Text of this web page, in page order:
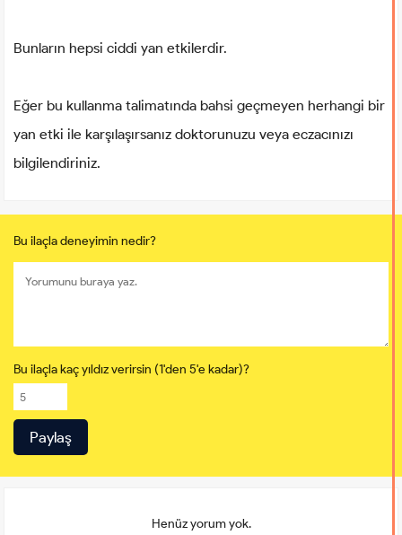
Bunların hepsi ciddi yan etkilerdir.
Eğer bu kullanma talimatında bahsi geçmeyen herhangi bir
yan etki ile karşılaşırsanız doktorunuzu veya eczacınızı
bilgilendiriniz.
Bu ilaçla deneyimin nedir?
Bu ilaçla kaç yıldız verirsin (1'den 5'e kadar)?
Henüz yorum yok.